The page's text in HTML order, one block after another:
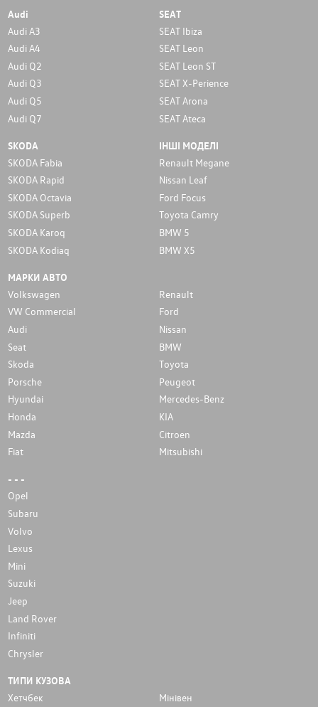
Audi
Audi A3
Audi A4
Audi Q2
Audi Q3
Audi Q5
Audi Q7
SEAT
SEAT Ibiza
SEAT Leon
SEAT Leon ST
SEAT X-Perience
SEAT Arona
SEAT Ateca
SKODA
SKODA Fabia
SKODA Rapid
SKODA Octavia
SKODA Superb
SKODA Karoq
SKODA Kodiaq
ІНШІ МОДЕЛІ
Renault Megane
Nissan Leaf
Ford Focus
Toyota Camry
BMW 5
BMW X5
МАРКИ АВТО
Volkswagen
Renault
VW Commercial
Ford
Audi
Nissan
Seat
BMW
Skoda
Toyota
Porsche
Peugeot
Hyundai
Mercedes-Benz
Honda
KIA
Mazda
Citroen
Fiat
Mitsubishi
- - -
Opel
Subaru
Volvo
Lexus
Mini
Suzuki
Jeep
Land Rover
Infiniti
Chrysler
ТИПИ КУЗОВА
Хетчбек
Мінівен